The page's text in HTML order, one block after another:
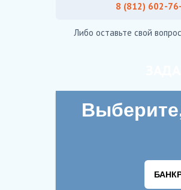
8 (812) 602-
Либо оставьте свой